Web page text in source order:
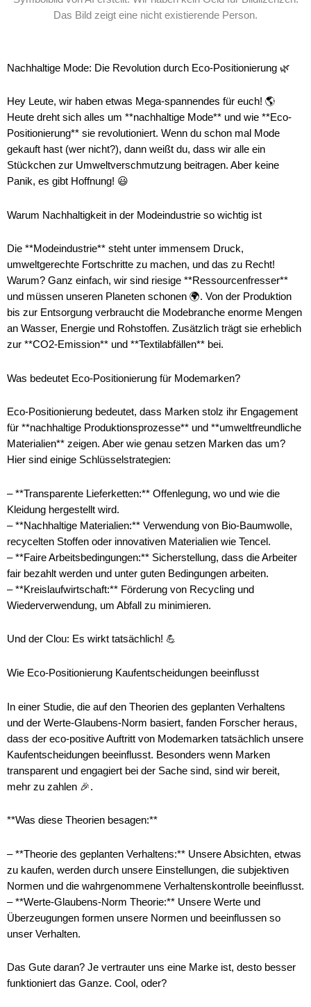
Das Bild zeigt eine nicht existierende Person.
Nachhaltige Mode: Die Revolution durch Eco-Positionierung 🌿
Hey Leute, wir haben etwas Mega-spannendes für euch! 🌎
Heute dreht sich alles um **nachhaltige Mode** und wie **Eco-
Positionierung** sie revolutioniert. Wenn du schon mal Mode
gekauft hast (wer nicht?), dann weißt du, dass wir alle ein
Stückchen zur Umweltverschmutzung beitragen. Aber keine
Panik, es gibt Hoffnung! 😃
Warum Nachhaltigkeit in der Modeindustrie so wichtig ist
Die **Modeindustrie** steht unter immensem Druck,
umweltgerechte Fortschritte zu machen, und das zu Recht!
Warum? Ganz einfach, wir sind riesige **Ressourcenfresser**
und müssen unseren Planeten schonen 🌍. Von der Produktion
bis zur Entsorgung verbraucht die Modebranche enorme Mengen
an Wasser, Energie und Rohstoffen. Zusätzlich trägt sie erheblich
zur **CO2-Emission** und **Textilabfällen** bei.
Was bedeutet Eco-Positionierung für Modemarken?
Eco-Positionierung bedeutet, dass Marken stolz ihr Engagement
für **nachhaltige Produktionsprozesse** und **umweltfreundliche
Materialien** zeigen. Aber wie genau setzen Marken das um?
Hier sind einige Schlüsselstrategien:
– **Transparente Lieferketten:** Offenlegung, wo und wie die
Kleidung hergestellt wird.
– **Nachhaltige Materialien:** Verwendung von Bio-Baumwolle,
recycelten Stoffen oder innovativen Materialien wie Tencel.
– **Faire Arbeitsbedingungen:** Sicherstellung, dass die Arbeiter
fair bezahlt werden und unter guten Bedingungen arbeiten.
– **Kreislaufwirtschaft:** Förderung von Recycling und
Wiederverwendung, um Abfall zu minimieren.
Und der Clou: Es wirkt tatsächlich! 💪
Wie Eco-Positionierung Kaufentscheidungen beeinflusst
In einer Studie, die auf den Theorien des geplanten Verhaltens
und der Werte-Glaubens-Norm basiert, fanden Forscher heraus,
dass der eco-positive Auftritt von Modemarken tatsächlich unsere
Kaufentscheidungen beeinflusst. Besonders wenn Marken
transparent und engagiert bei der Sache sind, sind wir bereit,
mehr zu zahlen 🎉.
**Was diese Theorien besagen:**
– **Theorie des geplanten Verhaltens:** Unsere Absichten, etwas
zu kaufen, werden durch unsere Einstellungen, die subjektiven
Normen und die wahrgenommene Verhaltenskontrolle beeinflusst.
– **Werte-Glaubens-Norm Theorie:** Unsere Werte und
Überzeugungen formen unsere Normen und beeinflussen so
unser Verhalten.
Das Gute daran? Je vertrauter uns eine Marke ist, desto besser
funktioniert das Ganze. Cool, oder?